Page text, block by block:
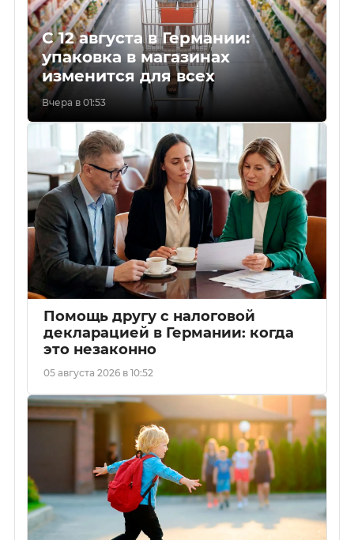
С 12 августа в Германии:
упаковка в магазинах
изменится для всех
Вчера в 01:53
Помощь другу с налоговой
декларацией в Германии: когда
это незаконно
05 августа 2026 в 10:52